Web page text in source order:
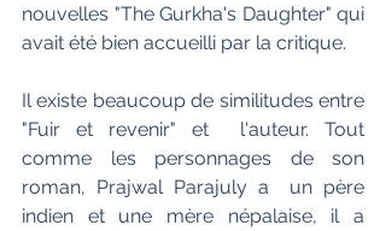
nouvelles "The Gurkha's Daughter" qui
avait été bien accueilli par la critique.
Il existe beaucoup de similitudes entre
"Fuir et revenir" et  l'auteur. Tout
comme les personnages de son
roman, Prajwal Parajuly a  un père
indien et une mère népalaise, il a